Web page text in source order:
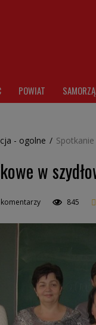
POWIAT
- ogolne / Spotkanie
w
845